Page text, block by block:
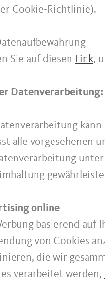
Cookie-Richtlinie).
Sie auf diesen Link,
Datenverarbeitung:
alle vorgesehenen
online
basierend auf
von Cookies
die wir
verarbeitet werden,